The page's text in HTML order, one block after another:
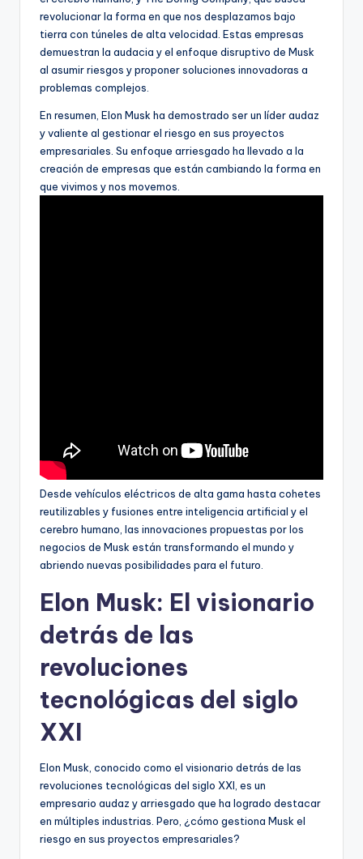
revolucionar la forma en que nos desplazamos bajo
tierra con túneles de alta velocidad. Estas empresas
demuestran la audacia y el enfoque disruptivo de Musk
al asumir riesgos y proponer soluciones innovadoras a
problemas complejos.
En resumen, Elon Musk ha demostrado ser un líder audaz
y valiente al gestionar el riesgo en sus proyectos
empresariales. Su enfoque arriesgado ha llevado a la
creación de empresas que están cambiando la forma en
que vivimos y nos movemos.
Desde vehículos eléctricos de alta gama hasta cohetes
reutilizables y fusiones entre inteligencia artificial y el
cerebro humano, las innovaciones propuestas por los
negocios de Musk están transformando el mundo y
abriendo nuevas posibilidades para el futuro.
Elon Musk: El visionario
detrás de las
revoluciones
tecnológicas del siglo
XXI
Elon Musk, conocido como el visionario detrás de las
revoluciones tecnológicas del siglo XXI, es un
empresario audaz y arriesgado que ha logrado destacar
en múltiples industrias. Pero, ¿cómo gestiona Musk el
riesgo en sus proyectos empresariales?